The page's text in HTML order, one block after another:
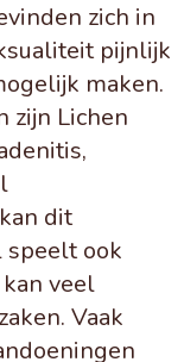
zich in
pijnlijk
maken.
zijn Lichen
dit
speelt ook
veel
Vaak